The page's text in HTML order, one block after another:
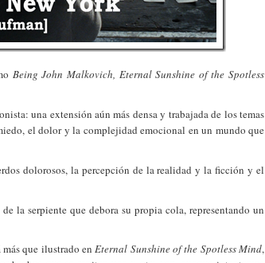
Being John Malkovich, Eternal Sunshine of the Spotless
una extensión aún más densa y trabajada de los temas
el dolor y la complejidad emocional en un mundo que
dolorosos, la percepción de la realidad y la ficción y el
la serpiente que debora su propia cola, representando un
más que ilustrado enEternal Sunshine of the Spotless Mind,